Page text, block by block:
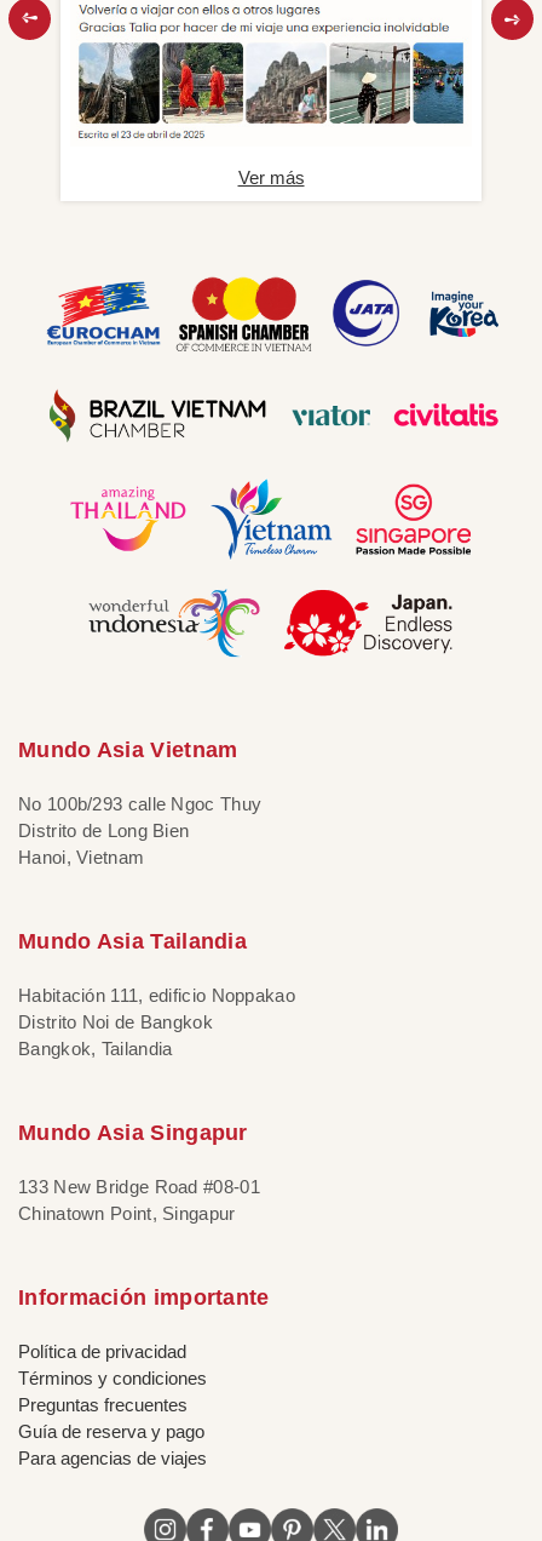
Ver más
Mundo Asia Vietnam
No 100b/293 calle Ngoc Thuy
Distrito de Long Bien
Hanoi, Vietnam
Mundo Asia Tailandia
Habitación 111, edificio Noppakao
Distrito Noi de Bangkok
Bangkok, Tailandia
Mundo Asia Singapur
133 New Bridge Road #08-01
Chinatown Point, Singapur
Información importante
Política de privacidad
Términos y condiciones
Preguntas frecuentes
Guía de reserva y pago
Para agencias de viajes